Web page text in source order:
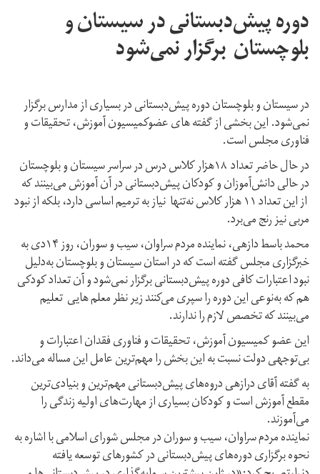
دوره پیش‌دبستانی در سیستان و
بلوچستان برگزار نمی‌شود
در سیستان و بلوچستان دوره پیش‌دبستانی در بسیاری از مدارس برگزار
نمی‌شود. این بخشی از گفته های عضوکمیسیون آموزش، تحقیقات و
فناوری مجلس است.
در حال حاضر تعداد ۱۸هزار کلاس درس در سراسر سیستان و بلوچستان
در حالی دانش‌آموزان و کودکان پیش‌دبستانی در آن آموزش می‌بینند که
از این تعداد ۱۱ هزار کلاس نه‌تنها نیاز به ترمیم اساسی دارد، بلکه از نبود
مربی نیز رنج می‌برد.
محمد باسط دازهی، نماینده مردم سراوان، سیب و سوران، روز ۱۴دی به
خبرگزاری مجلس گفته است که در استان سیستان و بلوچستان به‌دلیل
نبود اعتبارات کافی دوره پیش‌دبستانی برگزار نمی‌شود و آن تعداد کودکی
هم که به‌نوعی این دوره را سپری می‌کنند زیر نظر معلم هایی تعلیم
می‌بینند که تخصص لازم را ندارند.
این عضو کمیسیون آموزش، تحقیقات و فناوری فقدان اعتبارات و
بی‌توجهی دولت نسبت به این بخش را مهم‌ترین عامل این مساله می‌داند.
به گفته آقای درازهی دروه‌های پیش‌دبستانی مهم‌ترین و بنیادی‌ترین
مقطع آموزش است و کودکان بسیاری از مهارت‌های اولیه زندگی را
می‌آموزند.
نماینده مردم سراوان، سیب و سوران در مجلس شورای اسلامی با اشاره به
نحوه برگزاری دوره‌های پیش‌دبستانی در کشورهای توسعه یافته